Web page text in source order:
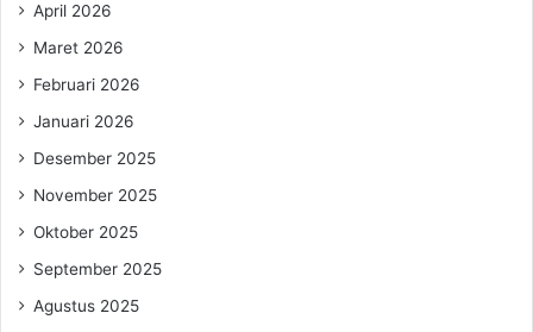
April 2026
Maret 2026
Februari 2026
Januari 2026
Desember 2025
November 2025
Oktober 2025
September 2025
Agustus 2025